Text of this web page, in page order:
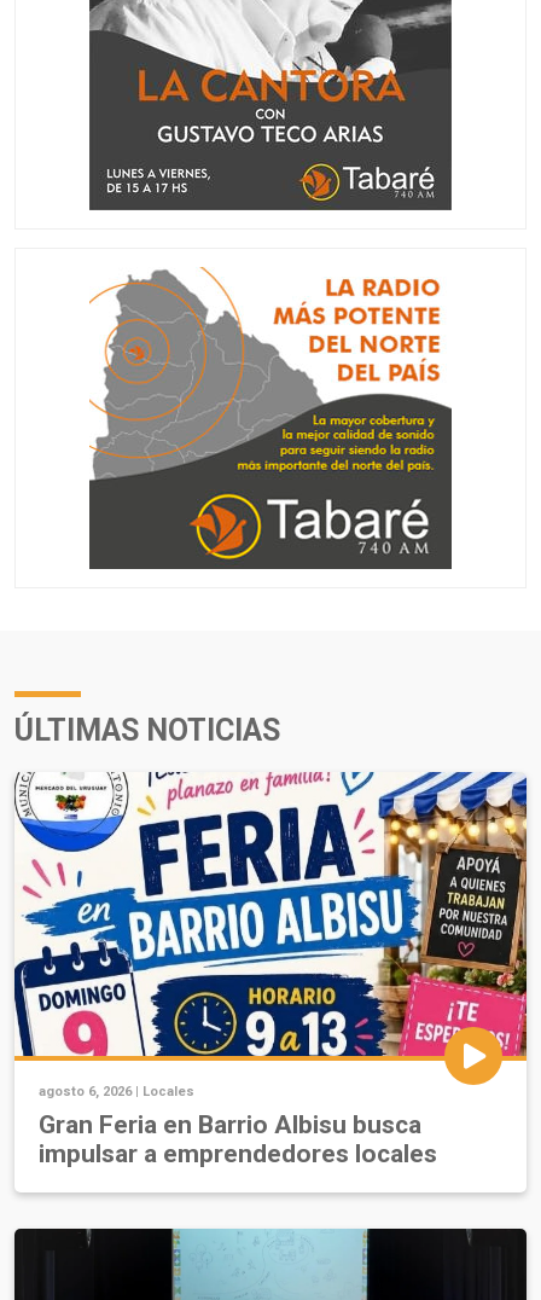
ÚLTIMAS NOTICIAS
agosto 6, 2026 | Locales
Gran Feria en Barrio Albisu busca
impulsar a emprendedores locales